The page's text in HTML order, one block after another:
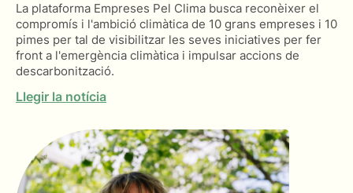
La plataforma Empreses Pel Clima busca reconèixer el
compromís i l'ambició climàtica de 10 grans empreses i 10
pimes per tal de visibilitzar les seves iniciatives per fer
front a l'emergència climàtica i impulsar accions de
descarbonització.
Llegir la notícia